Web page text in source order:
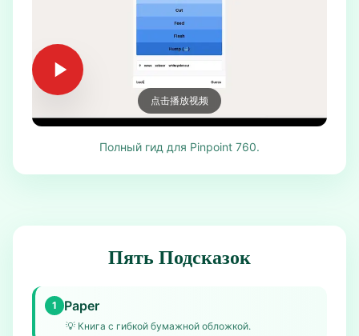
点击播放视频
Полный гид для Pinpoint 760.
Пять Подсказок
1 Paper
💡 Книга с гибкой бумажной обложкой.